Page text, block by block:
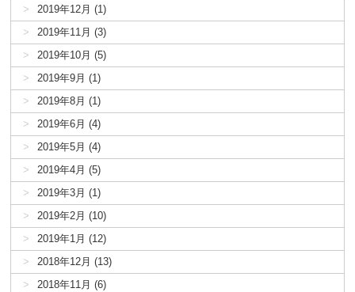
2019年12月 (1)
2019年11月 (3)
2019年10月 (5)
2019年9月 (1)
2019年8月 (1)
2019年6月 (4)
2019年5月 (4)
2019年4月 (5)
2019年3月 (1)
2019年2月 (10)
2019年1月 (12)
2018年12月 (13)
2018年11月 (6)